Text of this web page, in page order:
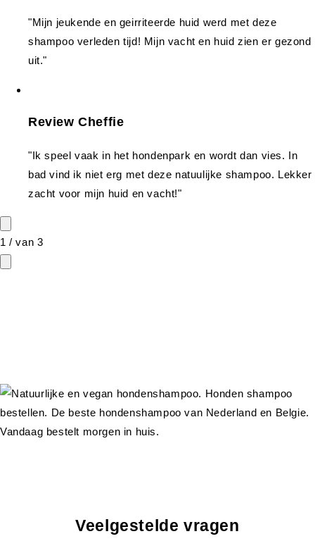
"Mijn jeukende en geirriteerde huid werd met deze
shampoo verleden tijd! Mijn vacht en huid zien er gezond
uit."
Review Cheffie
"Ik speel vaak in het hondenpark en wordt dan vies. In
bad vind ik niet erg met deze natuulijke shampoo. Lekker
zacht voor mijn huid en vacht!"
1 /van 3
Veelgestelde vragen